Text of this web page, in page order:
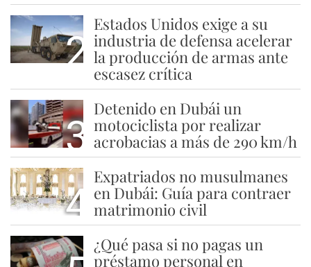
2
Estados Unidos exige a su
industria de defensa acelerar
la producción de armas ante
escasez crítica
3
Detenido en Dubái un
motociclista por realizar
acrobacias a más de 290 km/h
4
Expatriados no musulmanes
en Dubái: Guía para contraer
matrimonio civil
¿Qué pasa si no pagas un
préstamo personal en